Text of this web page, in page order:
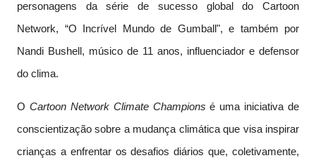
personagens da série de sucesso global do Cartoon
Network, “O Incrível Mundo de Gumball", e também por
Nandi Bushell, músico de 11 anos, influenciador e defensor
do clima.
O Cartoon Network Climate Champions é uma iniciativa de
conscientização sobre a mudança climática que visa inspirar
crianças a enfrentar os desafios diários que, coletivamente,